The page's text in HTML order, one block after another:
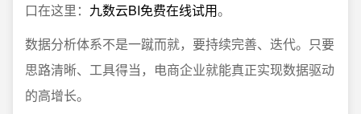
口在这里： 九数云BI免费在线试用。
数据分析体系不是一蹴而就，要持续完善、迭代。只要
思路清晰、工具得当，电商企业就能真正实现数据驱动
的高增长。